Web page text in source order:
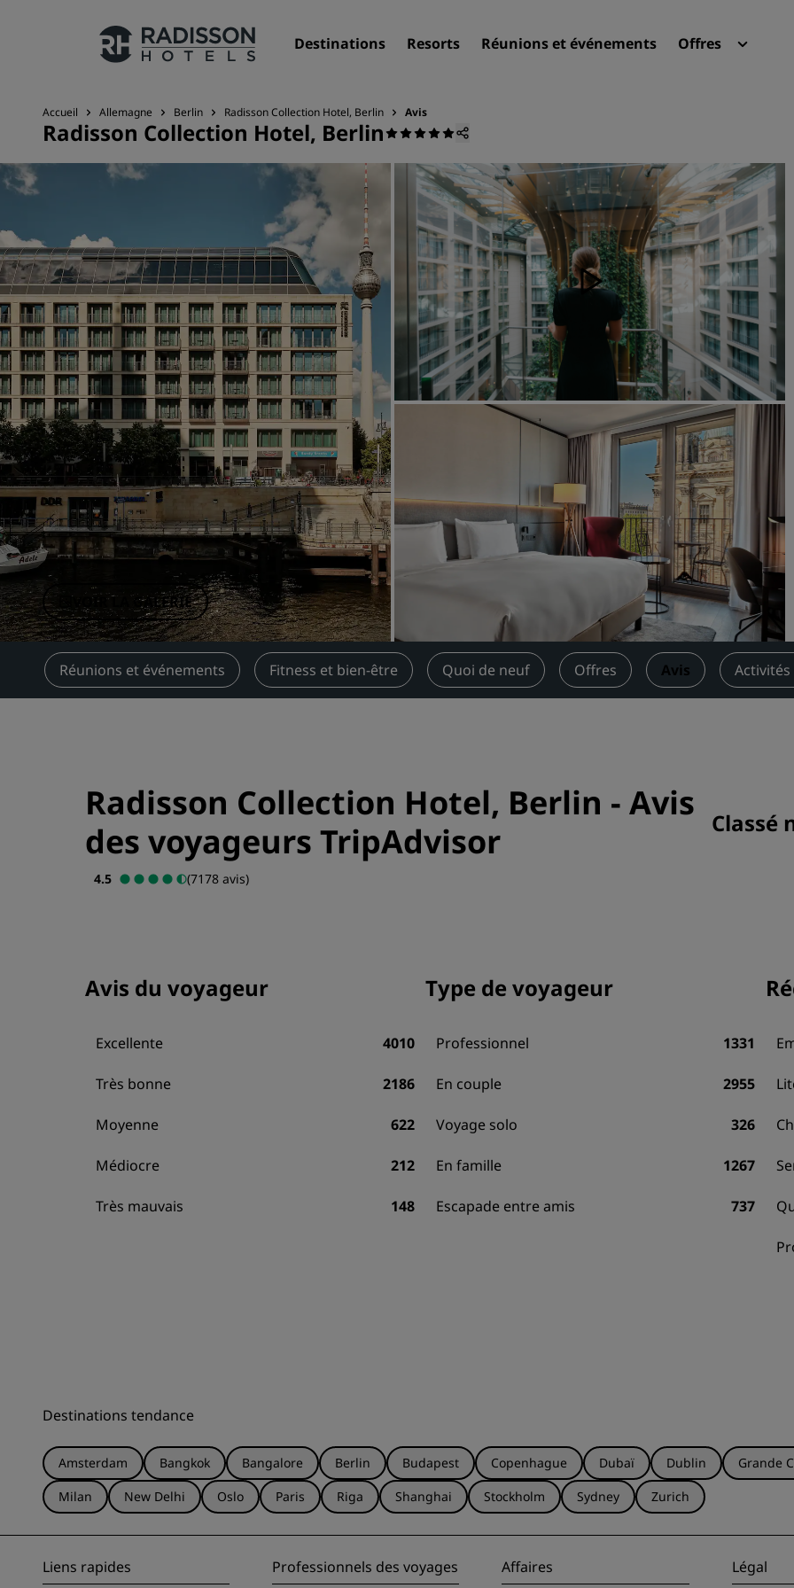
Destinations Resorts Réunions et événements Offres
Nos enseignes
Marques affiliées en Chine
Destinations
Resorts
Appartements hôteliers
Hôtels d'aéroport
Nouveaux et futurs hôtels
Réunions et événements
Découvrez Radisson
Réservez une salle de
Demander un devis
Pour les événements
Solutions d’entreprise
Rechercher des vols
Rechercher des vols
Restaurants
Rechercher un restaurant
Services numériques
Accueil Allemagne Berlin Radisson Collection Hotel, Berlin Avis
Radisson Collection Hotel, Berlin
VOIR LA GALERIE
Réunions et événements Fitness et bien-être Quoi de neuf Offres Avis
Radisson Collection Hotel, Berlin - Avis
des voyageurs TripAdvisor
4.5 (7178 avis)
Classé
Avis du voyageur
Excellente 4010
Très bonne 2186
Moyenne 622
Médiocre 212
Très mauvais 148
Type de voyageur
Professionnel 1331
En couple 2955
Voyage solo 326
En famille 1267
Escapade entre amis 737
Destinations tendance
Amsterdam Bangkok Bangalore Berlin Budapest Copenhague Dubaï Dublin Grande
Milan
New Delhi Oslo Paris Riga Shanghai Stockholm Sydney Zurich
Liens rapides Professionnels des voyages Affaires Légal